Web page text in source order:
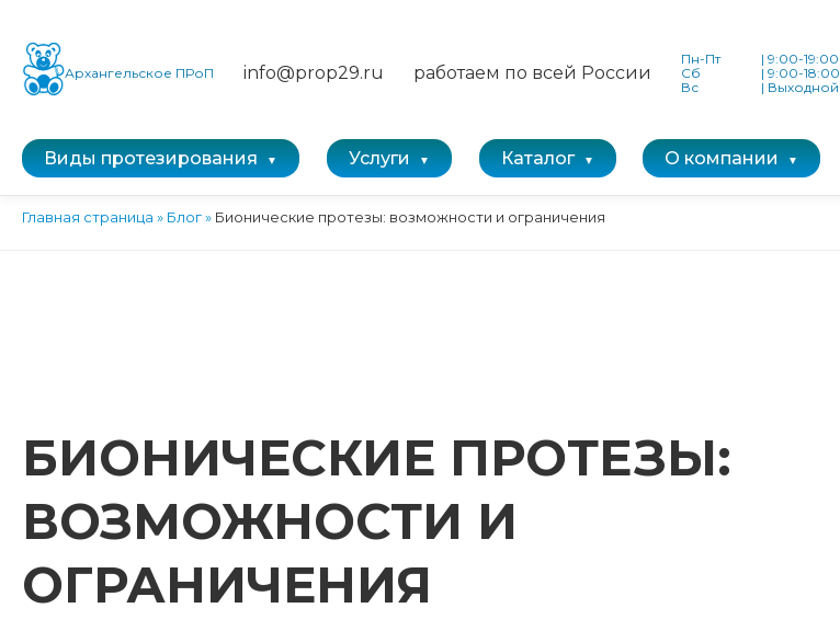
Архангельское ПРоП info@prop29.ru работаем по всей России
Пн-Пт | 9:00-19:00
Сб
| 9:00-18:00
Вс
| Выходной
Виды протезирования Услуги Каталог О компании
Главная страница » Блог» Бионические протезы: возможности и ограничения
БИОНИЧЕСКИЕ ПРОТЕЗЫ:
ВОЗМОЖНОСТИ И
ОГРАНИЧЕНИЯ